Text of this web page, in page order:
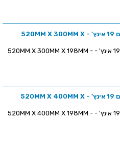
מארז אלומיניום 19 אינץ' - 520MM X 300MM X
מארז אלומיניום 19 אינץ' - 520MM X 300MM X 198MM -
מארז אלומיניום 19 אינץ' - 520MM X 400MM X
מארז אלומיניום 19 אינץ' - 520MM X 400MM X 198MM -